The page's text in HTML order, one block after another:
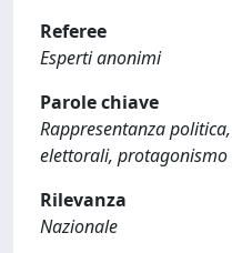
Referee
Esperti anonimi
Parole chiave
Rappresentanza
elettorali,
Rilevanza
Nazionale